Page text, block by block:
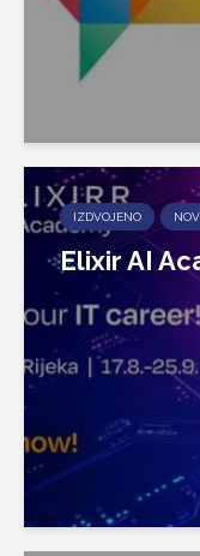
IZDVOJENO
Elixir AI